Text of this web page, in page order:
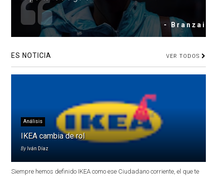
- Branzai
ES NOTICIA VER TODOS
Análisis
IKEA cambia de rol
By Iván Díaz
Siempre hemos definido IKEA como ese Ciudadano corriente, el que te